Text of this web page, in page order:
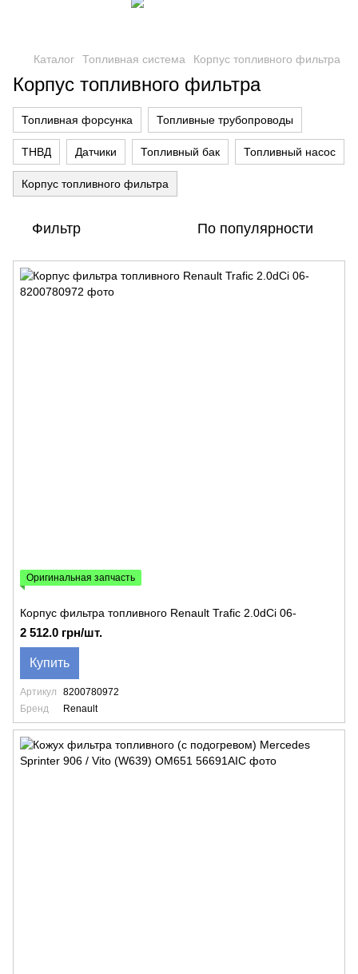
Каталог Топливная система Корпус топливного фильтра
Корпус топливного фильтра
Топливная форсунка Топливные трубопроводы
ТНВД Датчики Топливный бак Топливный насос
Корпус топливного фильтра
Фильтр По популярности
Оригинальная запчасть
Корпус фильтра топливного Renault Trafic 2.0dCi 06-
2 512.0 грн/шт.
Купить
Артикул
8200780972
Бренд
Renault